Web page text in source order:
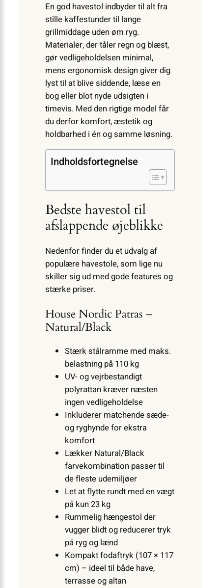
En god havestol indbyder til alt fra
stille kaffestunder til lange
grillmiddage uden øm ryg.
Materialer, der tåler regn og blæst,
gør vedligeholdelsen minimal,
mens ergonomisk design giver dig
lyst til at blive siddende, læse en
bog eller blot nyde udsigten i
timevis. Med den rigtige model får
du derfor komfort, æstetik og
holdbarhed i én og samme løsning.
Indholdsfortegnelse
Bedste havestol til
afslappende øjeblikke
Nedenfor finder du et udvalg af
populære havestole, som lige nu
skiller sig ud med gode features og
stærke priser.
House Nordic Patras –
Natural/Black
Stærk stålramme med maks.
belastning på 110 kg
UV- og vejrbestandigt
polyrattan kræver næsten
ingen vedligeholdelse
Inkluderer matchende sæde-
og ryghynde for ekstra
komfort
Lækker Natural/Black
farvekombination passer til
de fleste udemiljøer
Let at flytte rundt med en vægt
på kun 23 kg
Rummelig hængestol der
vugger blidt og reducerer tryk
på ryg og lænd
Kompakt fodaftryk (107 × 117
cm) – ideel til både have,
terrasse og altan